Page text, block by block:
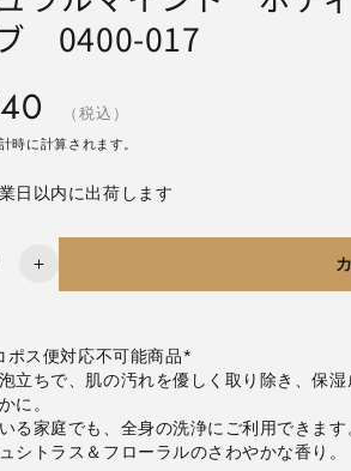
0400-017
（税込）
時に計算されます。
日以内に出荷します
ナ
ラ
ル
マ
イ
ン
ス便対応不可能商品*
立ちで、肌の汚れを優しく取り除き、保
に。
る家庭でも、全身の洗浄にご利用できます
シトラス＆フローラルのさわやかな香り。